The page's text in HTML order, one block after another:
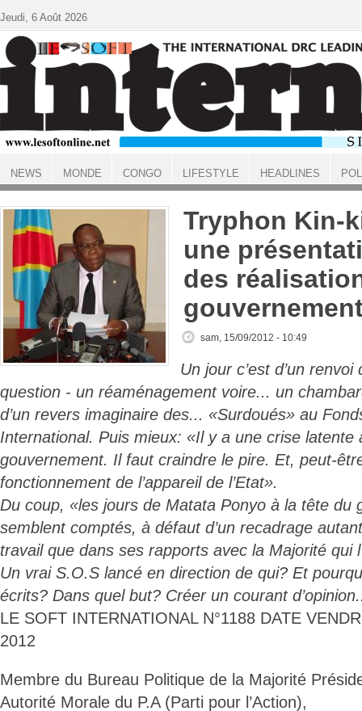
ACCUEIL
Tryphon Kin-
une
des
sam, 15/09/2012 - 10:49
Un jour c’est d’un
question - un réaménagement voire... un
d’un revers imaginaire des... «Surdoués» au
International. Puis mieux: «Il y a une crise latente
gouvernement. Il faut craindre le pire. Et, peut-
fonctionnement de l’appareil de l’Etat».
Du coup, «les jours de Matata Ponyo à la tête du
semblent comptés, à défaut d’un recadrage
travail que dans ses rapports avec la Majorité qui
Un vrai S.O.S lancé en direction de qui? Et
écrits? Dans quel but? Créer un courant
LE SOFT INTERNATIONAL N°1188 DATE
2012
Membre du Bureau Politique de la Majorité
Autorité Morale du P.A (Parti pour l’Action),
Jeudi, 6 Août 2026
NEWS MONDE CONGO LIFESTYLE HEADLINES